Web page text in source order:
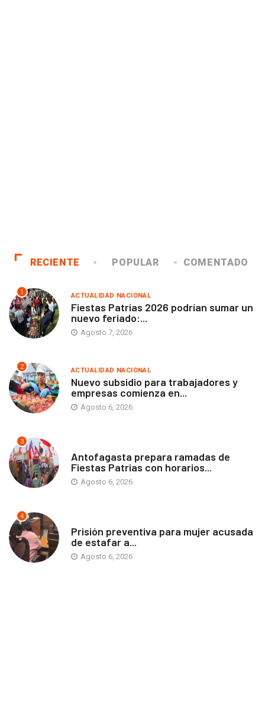
RECIENTE POPULAR COMENTADO
1 ACTUALIDAD NACIONAL
Fiestas Patrias 2026 podrían sumar un
nuevo feriado:...
Agosto 7, 2026
2 ACTUALIDAD NACIONAL
Nuevo subsidio para trabajadores y
empresas comienza en...
Agosto 6, 2026
3
Antofagasta prepara ramadas de
Fiestas Patrias con horarios...
Agosto 6, 2026
4
Prisión preventiva para mujer acusada
de estafar a...
Agosto 6, 2026